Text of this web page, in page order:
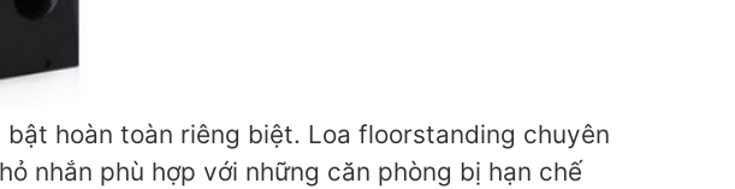
hoàn toàn riêng biệt. Loa floorstanding chuyên
nhắn phù hợp với những căn phòng bị hạn chế